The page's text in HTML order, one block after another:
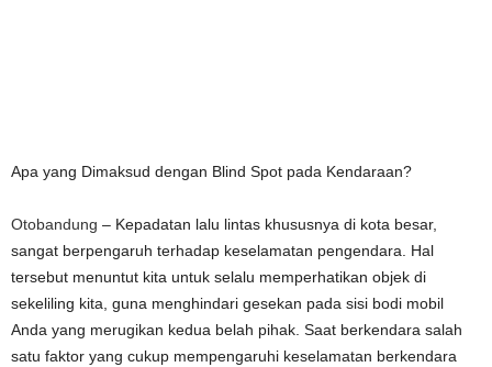
Apa yang Dimaksud dengan Blind Spot pada Kendaraan?
Otobandung – Kepadatan lalu lintas khususnya di kota besar,
sangat berpengaruh terhadap keselamatan pengendara. Hal
tersebut menuntut kita untuk selalu memperhatikan objek di
sekeliling kita, guna menghindari gesekan pada sisi bodi mobil
Anda yang merugikan kedua belah pihak. Saat berkendara salah
satu faktor yang cukup mempengaruhi keselamatan berkendara